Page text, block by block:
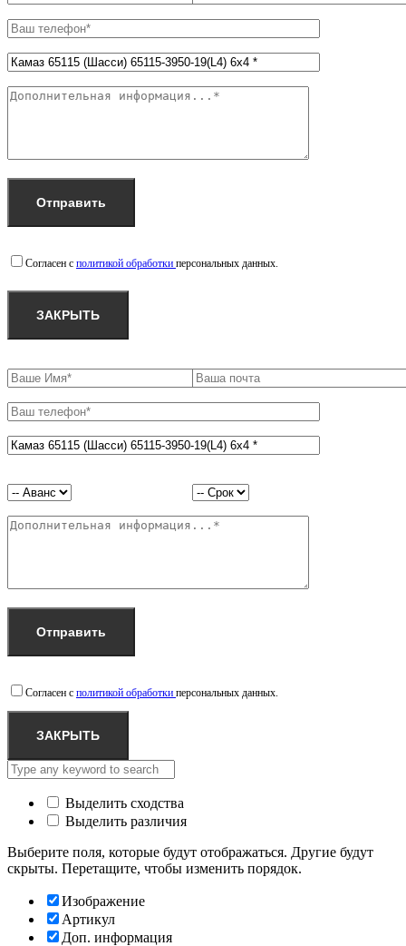
Согласен с политикой обработки персональных данных.
ЗАКРЫТЬ
Согласен с политикой обработки персональных данных.
ЗАКРЫТЬ
Выделить сходства
Выделить различия
Выберите поля, которые будут отображаться. Другие будут
скрыты. Перетащите, чтобы изменить порядок.
Изображение
Артикул
Доп. информация